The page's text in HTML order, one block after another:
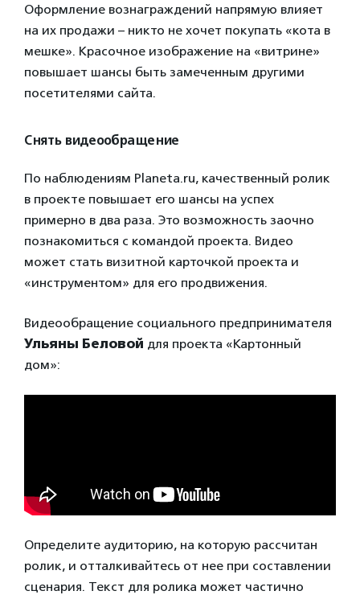
Оформление вознаграждений напрямую влияет
на их продажи – никто не хочет покупать «кота в
мешке». Красочное изображение на «витрине»
повышает шансы быть замеченным другими
посетителями сайта.
Снять видеообращение
По наблюдениям Planeta.ru, качественный ролик
в проекте повышает его шансы на успех
примерно в два раза. Это возможность заочно
познакомиться с командой проекта. Видео
может стать визитной карточкой проекта и
«инструментом» для его продвижения.
Видеообращение социального предпринимателя
Ульяны Беловой для проекта «Картонный
дом»:
Определите аудиторию, на которую рассчитан
ролик, и отталкивайтесь от нее при составлении
сценария. Текст для ролика может частично